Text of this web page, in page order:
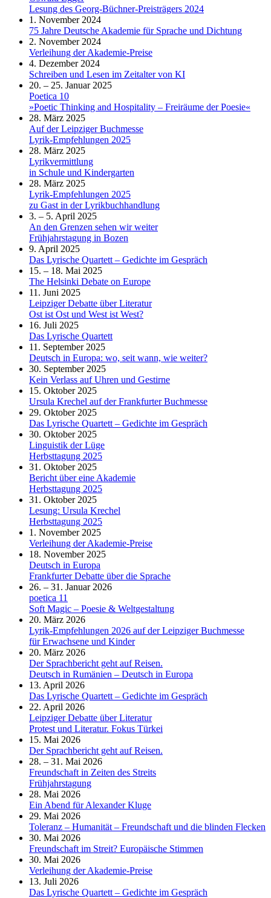
Lesung des Georg-Büchner-Preisträgers 2024
1. November 2024
75 Jahre Deutsche Akademie für Sprache und Dichtung
2. November 2024
Verleihung der Akademie-Preise
4. Dezember 2024
Schreiben und Lesen im Zeitalter von KI
20. – 25. Januar 2025
Poetica 10
»Poetic Thinking and Hospitality – Freiräume der Poesie«
28. März 2025
Auf der Leipziger Buchmesse
Lyrik-Empfehlungen 2025
28. März 2025
Lyrikvermittlung
in Schule und Kindergarten
28. März 2025
Lyrik-Empfehlungen 2025
zu Gast in der Lyrikbuchhandlung
3. – 5. April 2025
An den Grenzen sehen wir weiter
Frühjahrstagung in Bozen
9. April 2025
Das Lyrische Quartett – Gedichte im Gespräch
15. – 18. Mai 2025
The Helsinki Debate on Europe
11. Juni 2025
Leipziger Debatte über Literatur
Ost ist Ost und West ist West?
16. Juli 2025
Das Lyrische Quartett
11. September 2025
Deutsch in Europa: wo, seit wann, wie weiter?
30. September 2025
Kein Verlass auf Uhren und Gestirne
15. Oktober 2025
Ursula Krechel auf der Frankfurter Buchmesse
29. Oktober 2025
Das Lyrische Quartett – Gedichte im Gespräch
30. Oktober 2025
Linguistik der Lüge
Herbsttagung 2025
31. Oktober 2025
Bericht über eine Akademie
Herbsttagung 2025
31. Oktober 2025
Lesung: Ursula Krechel
Herbsttagung 2025
1. November 2025
Verleihung der Akademie-Preise
18. November 2025
Deutsch in Europa
Frankfurter Debatte über die Sprache
26. – 31. Januar 2026
poetica 11
Soft Magic – Poesie & Weltgestaltung
20. März 2026
Lyrik-Empfehlungen 2026 auf der Leipziger Buchmesse
für Erwachsene und Kinder
20. März 2026
Der Sprachbericht geht auf Reisen.
Deutsch in Rumänien – Deutsch in Europa
13. April 2026
Das Lyrische Quartett – Gedichte im Gespräch
22. April 2026
Leipziger Debatte über Literatur
Protest und Literatur. Fokus Türkei
15. Mai 2026
Der Sprachbericht geht auf Reisen.
28. – 31. Mai 2026
Freundschaft in Zeiten des Streits
Frühjahrstagung
28. Mai 2026
Ein Abend für Alexander Kluge
29. Mai 2026
Toleranz – Humanität – Freundschaft und die blinden Flecken
30. Mai 2026
Freundschaft im Streit? Europäische Stimmen
30. Mai 2026
Verleihung der Akademie-Preise
13. Juli 2026
Das Lyrische Quartett – Gedichte im Gespräch